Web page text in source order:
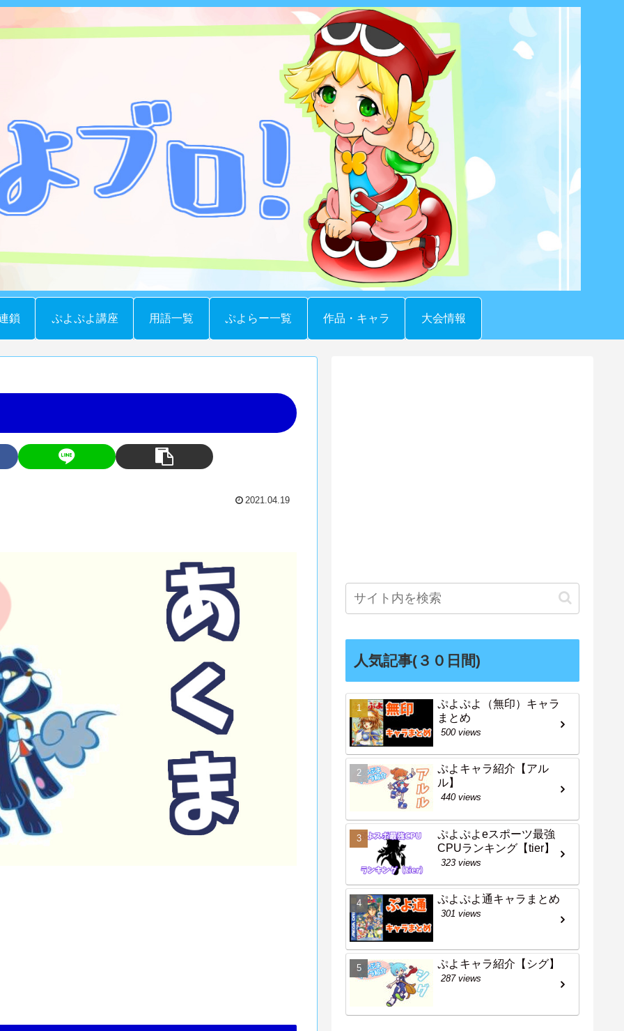
鎖 ぷよぷよ講座 用語一覧 ぷよらー一覧 作品・キャラ 大会情報
2021.04.19
人気記事(３０日間)
ぷよぷよ（無印）キャラ
まとめ
500 views
ぷよキャラ紹介【アル
ル】
440 views
ぷよぷよeスポーツ最強
CPUランキング【tier】
323 views
ぷよぷよ通キャラまとめ
301 views
ぷよキャラ紹介【シグ】
287 views